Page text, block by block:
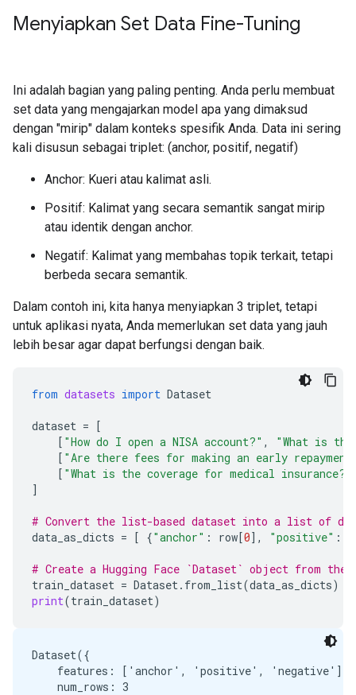
Menyiapkan Set Data Fine-Tuning
Ini adalah bagian yang paling penting. Anda perlu membuat
set data yang mengajarkan model apa yang dimaksud
dengan "mirip" dalam konteks spesifik Anda. Data ini sering
kali disusun sebagai triplet: (anchor, positif, negatif)
Anchor: Kueri atau kalimat asli.
Positif: Kalimat yang secara semantik sangat mirip
atau identik dengan anchor.
Negatif: Kalimat yang membahas topik terkait, tetapi
berbeda secara semantik.
Dalam contoh ini, kita hanya menyiapkan 3 triplet, tetapi
untuk aplikasi nyata, Anda memerlukan set data yang jauh
lebih besar agar dapat berfungsi dengan baik.
from datasets import Dataset
dataset = [
[ "How do I open a NISA account?" ,
"What is
[ "Are there fees for making an early repayment
[ "What is the coverage for medical insurance?"
]
# Convert the list-based dataset into a list of
data_as_dicts = [ {"anchor" : row[0], "positive" :
# Create a Hugging Face `Dataset` object from
train_dataset = Dataset. from_list(data_as_dicts)
print(train_dataset)
Dataset({
    features: ['anchor', 'positive', 'negative'],
    num_rows: 3